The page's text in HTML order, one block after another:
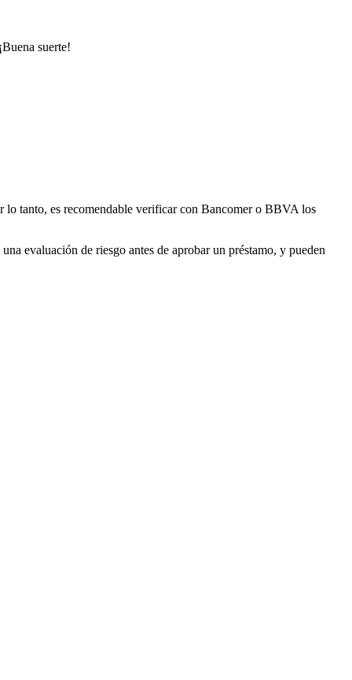
suerte!
lo tanto, es recomendable verificar con Bancomer o BBVA los
evaluación de riesgo antes de aprobar un préstamo, y pueden